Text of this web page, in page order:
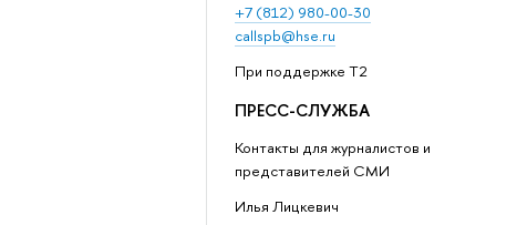
+7 (812) 980-00-30
callspb@hse.ru
При поддержке T2
ПРЕСС-СЛУЖБА
Контакты для журналистов и
представителей СМИ
Илья Лицкевич